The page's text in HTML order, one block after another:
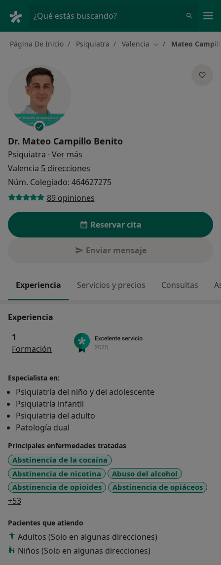
¿Qué estás buscando?
Página De Inicio Psiquiatra Valencia Cambiar de ciudad
Mateo
Dr. Mateo Campillo Benito
Psiquiatra · Ver más
Valencia 5 direcciones
Núm. Colegiado: 464627275
89 opiniones
Reservar cita
Enviar mensaje
Experiencia Servicios y precios Consultas
Experiencia
1
Formación
Especialista en:
Psiquiatría del niño y del adolescente
Psiquiatría infantil
Psiquiatria del adulto
Patología dual
Principales enfermedades tratadas
Abstinencia de la cocaína
Abstinencia de nicotina
Abuso del alcohol
Abstinencia de opioides
Abstinencia de opiáceos
+53
Pacientes que atiendo
Adultos (Solo en algunas direcciones)
Niños (Solo en algunas direcciones)